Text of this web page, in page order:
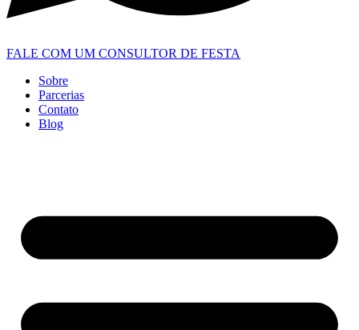
FALE COM UM CONSULTOR DE FESTA
Sobre
Parcerias
Contato
Blog